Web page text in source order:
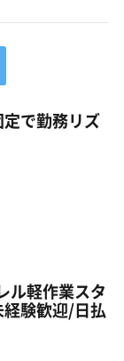
で勤務リズ
ル軽作業スタ
験歓迎/日払